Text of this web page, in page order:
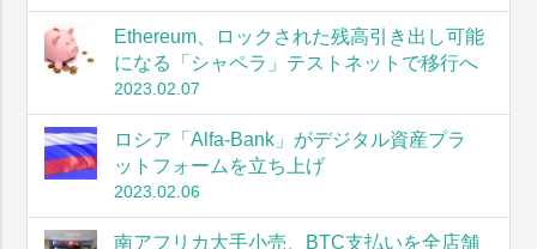
Ethereum、ロックされた残高引き出し可能
になる「シャペラ」テストネットで移行へ
2023.02.07
ロシア「Alfa-Bank」がデジタル資産プラ
ットフォームを立ち上げ
2023.02.06
南アフリカ大手小売、BTC支払いを全店舗